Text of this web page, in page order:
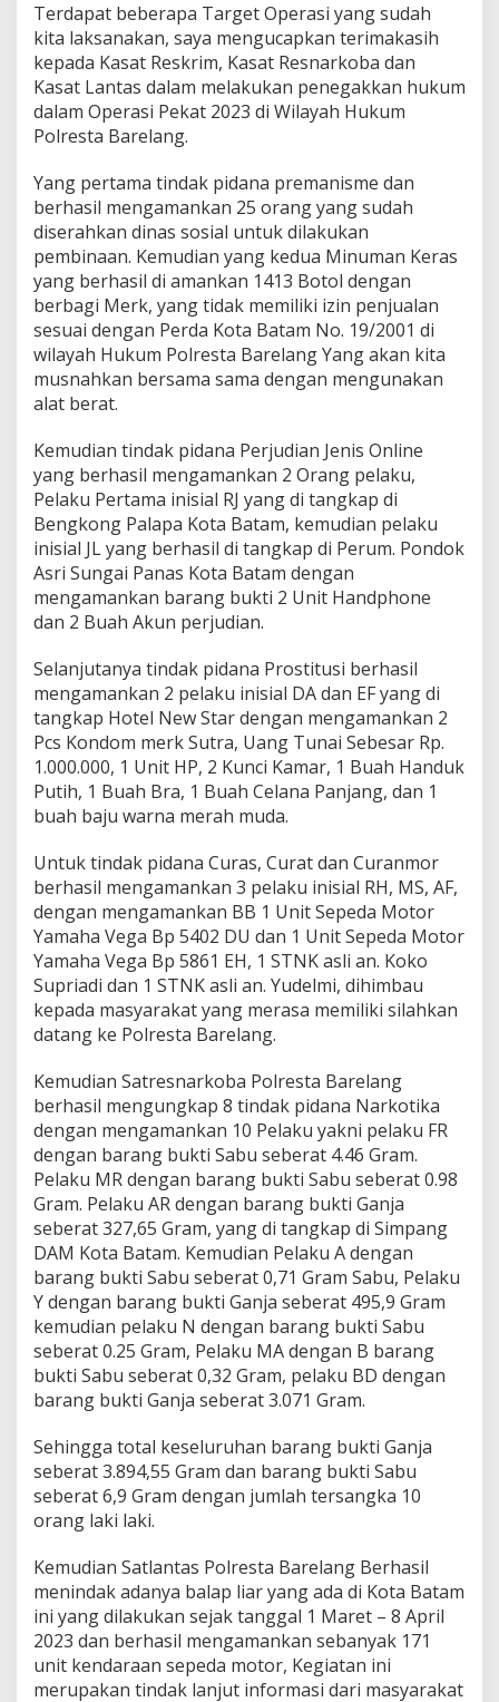
Terdapat beberapa Target Operasi yang sudah
kita laksanakan, saya mengucapkan terimakasih
kepada Kasat Reskrim, Kasat Resnarkoba dan
Kasat Lantas dalam melakukan penegakkan hukum
dalam Operasi Pekat 2023 di Wilayah Hukum
Polresta Barelang.
Yang pertama tindak pidana premanisme dan
berhasil mengamankan 25 orang yang sudah
diserahkan dinas sosial untuk dilakukan
pembinaan. Kemudian yang kedua Minuman Keras
yang berhasil di amankan 1413 Botol dengan
berbagi Merk, yang tidak memiliki izin penjualan
sesuai dengan Perda Kota Batam No. 19/2001 di
wilayah Hukum Polresta Barelang Yang akan kita
musnahkan bersama sama dengan mengunakan
alat berat.
Kemudian tindak pidana Perjudian Jenis Online
yang berhasil mengamankan 2 Orang pelaku,
Pelaku Pertama inisial RJ yang di tangkap di
Bengkong Palapa Kota Batam, kemudian pelaku
inisial JL yang berhasil di tangkap di Perum. Pondok
Asri Sungai Panas Kota Batam dengan
mengamankan barang bukti 2 Unit Handphone
dan 2 Buah Akun perjudian.
Selanjutanya tindak pidana Prostitusi berhasil
mengamankan 2 pelaku inisial DA dan EF yang di
tangkap Hotel New Star dengan mengamankan 2
Pcs Kondom merk Sutra, Uang Tunai Sebesar Rp.
1.000.000, 1 Unit HP, 2 Kunci Kamar, 1 Buah Handuk
Putih, 1 Buah Bra, 1 Buah Celana Panjang, dan 1
buah baju warna merah muda.
Untuk tindak pidana Curas, Curat dan Curanmor
berhasil mengamankan 3 pelaku inisial RH, MS, AF,
dengan mengamankan BB 1 Unit Sepeda Motor
Yamaha Vega Bp 5402 DU dan 1 Unit Sepeda Motor
Yamaha Vega Bp 5861 EH, 1 STNK asli an. Koko
Supriadi dan 1 STNK asli an. Yudelmi, dihimbau
kepada masyarakat yang merasa memiliki silahkan
datang ke Polresta Barelang.
Kemudian Satresnarkoba Polresta Barelang
berhasil mengungkap 8 tindak pidana Narkotika
dengan mengamankan 10 Pelaku yakni pelaku FR
dengan barang bukti Sabu seberat 4.46 Gram.
Pelaku MR dengan barang bukti Sabu seberat 0.98
Gram. Pelaku AR dengan barang bukti Ganja
seberat 327,65 Gram, yang di tangkap di Simpang
DAM Kota Batam. Kemudian Pelaku A dengan
barang bukti Sabu seberat 0,71 Gram Sabu, Pelaku
Y dengan barang bukti Ganja seberat 495,9 Gram
kemudian pelaku N dengan barang bukti Sabu
seberat 0.25 Gram, Pelaku MA dengan B barang
bukti Sabu seberat 0,32 Gram, pelaku BD dengan
barang bukti Ganja seberat 3.071 Gram.
Sehingga total keseluruhan barang bukti Ganja
seberat 3.894,55 Gram dan barang bukti Sabu
seberat 6,9 Gram dengan jumlah tersangka 10
orang laki laki.
Kemudian Satlantas Polresta Barelang Berhasil
menindak adanya balap liar yang ada di Kota Batam
ini yang dilakukan sejak tanggal 1 Maret – 8 April
2023 dan berhasil mengamankan sebanyak 171
unit kendaraan sepeda motor, Kegiatan ini
merupakan tindak lanjut informasi dari masyarakat